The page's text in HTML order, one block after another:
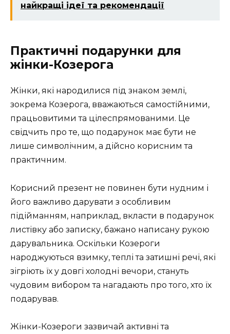
найкращі ідеї та рекомендації
Практичні подарунки для
жінки-Козерога
Жінки, які народилися під знаком землі,
зокрема Козерога, вважаються самостійними,
працьовитими та цілеспрямованими. Це
свідчить про те, що подарунок має бути не
лише символічним, а дійсно корисним та
практичним.
Корисний презент не повинен бути нудним і
його важливо дарувати з особливим
підійманням, наприклад, вкласти в подарунок
листівку або записку, бажано написану рукою
дарувальника. Оскільки Козероги
народжуються взимку, теплі та затишні речі, які
зігріють їх у довгі холодні вечори, стануть
чудовим вибором та нагадають про того, хто їх
подарував.
Жінки-Козероги зазвичай активні та